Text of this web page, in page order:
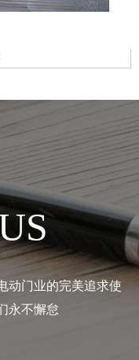
动门业的完美追求使
永不懈怠